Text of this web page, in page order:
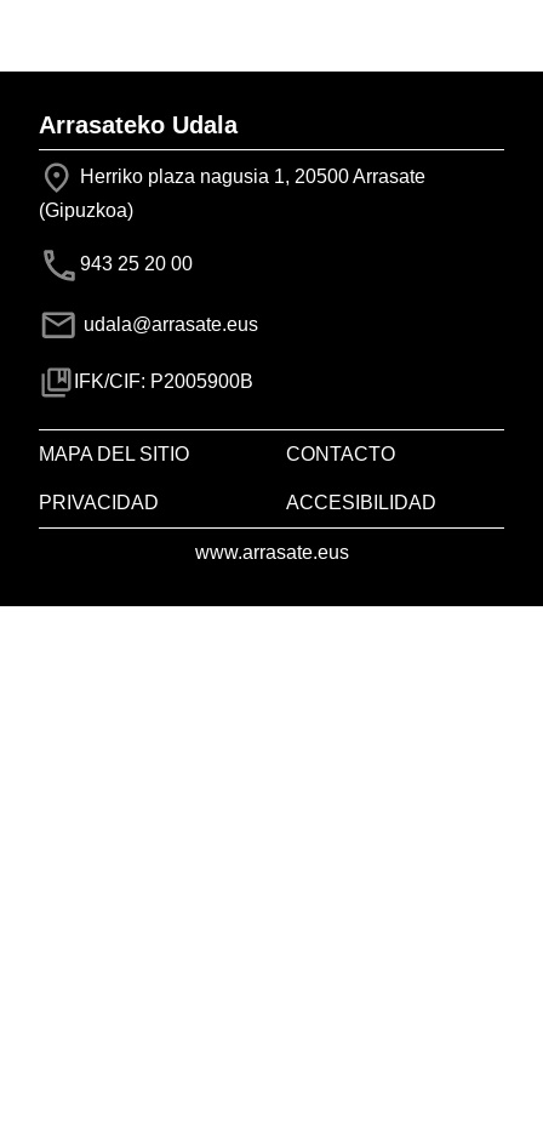
Arrasateko Udala
Herriko plaza nagusia 1, 20500 Arrasate
(Gipuzkoa)
943 25 20 00
udala@arrasate.eus
IFK/CIF: P2005900B
MAPA DEL SITIO CONTACTO
PRIVACIDAD ACCESIBILIDAD
www.arrasate.eus